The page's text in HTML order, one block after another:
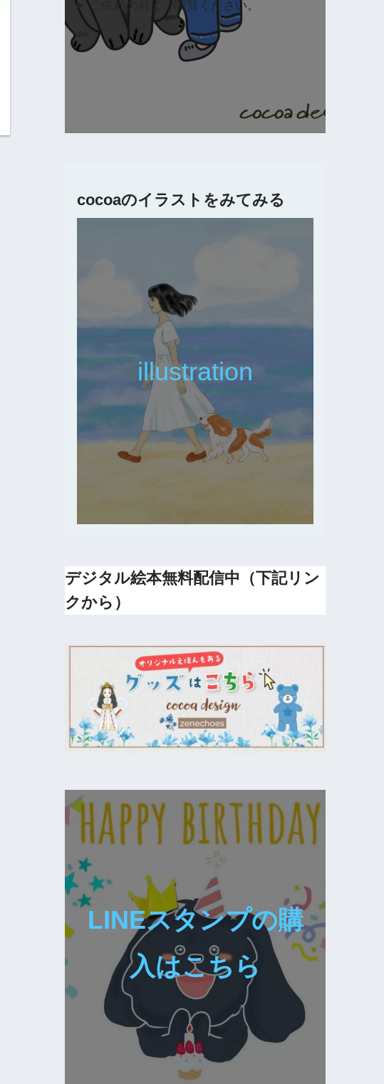
ご依頼の前にご閲覧ください。
cocoaのイラストをみてみる
illustration
デジタル絵本無料配信中（下記リン
クから）
LINEスタンプの購
入はこちら